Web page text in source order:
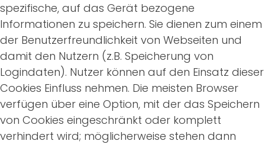
spezifische, auf das Gerät bezogene
Informationen zu speichern. Sie dienen zum einem
der Benutzerfreundlichkeit von Webseiten und
damit den Nutzern (z.B. Speicherung von
Logindaten). Nutzer können auf den Einsatz dieser
Cookies Einfluss nehmen. Die meisten Browser
verfügen über eine Option, mit der das Speichern
von Cookies eingeschränkt oder komplett
verhindert wird; möglicherweise stehen dann